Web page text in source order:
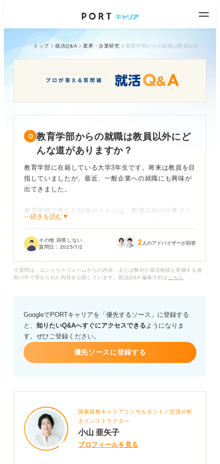
トップ 就活Q&A 業界・企業研究
教育学部からの就職は教員以外にど
んな道がありますか？
教育学部に在籍している大学3年生です。将来は教員を目
指していましたが、最近、一般企業への就職にも興味が
出てきました。
教育学部で学んだ知識やスキルは、教員以外の仕事でど
のように活かせるのでしょうか？ また、実際に教育学部
に進んでいるのでしょうか？
や、就職活動でアピールすべきことはありますか？ 教員
⋯続きを読む▼
その他 回答しない
質問日： 2025/7/2 2 人のアドバイザーが回答
※質問は、エントリーフォームからの内容、または弊社が就活相談を実施する過
程の中で寄せられた内容を公開しています。就活Q&A 編集方針は こちら
GoogleでPORTキャリアを「優先するソース」に登録する
と、 知りたいQ&Aへすぐにアクセスできるようになりま
す。ぜひご登録ください。
優先ソースに登録する
国家資格キャリアコンサルタント／交流分析
士インストラクタ―
小山 亜矢子
プロフィールを見る